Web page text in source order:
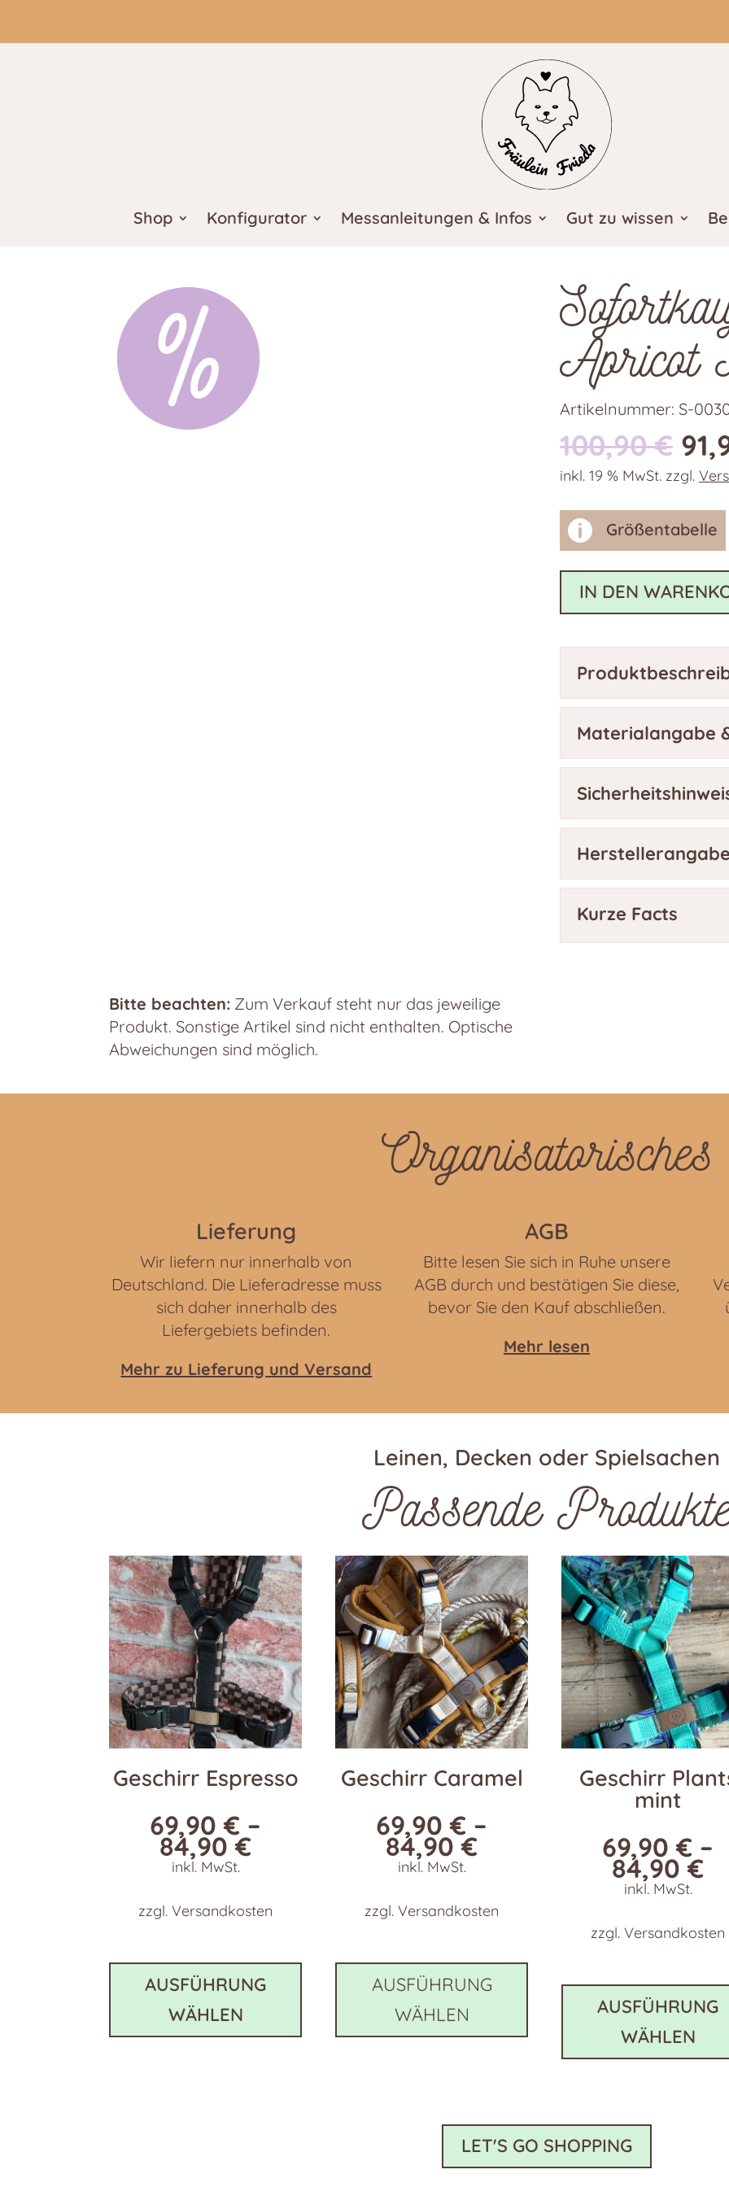
Shop Konfigurator Messanleitungen & Infos Gut zu wissen
Bitte beachten: Zum Verkauf steht nur das jeweilige
Produkt. Sonstige Artikel sind nicht enthalten. Optische
Abweichungen sind möglich.
Apricot
Artikelnummer:S-
100,90€
inkl. 19 % MwSt. zzgl.
 Größentabelle
IN DEN
Materialangabe
Kurze Facts
Organisatorisches
Lieferung
Wir liefern nur innerhalb von
Deutschland. Die Lieferadresse muss
sich daher innerhalb des
Liefergebiets befinden.
Mehr zu Lieferung und Versand
AGB
Bitte lesen Sie sich in Ruhe unsere
AGB durch und bestätigen Sie diese,
bevor Sie den Kauf abschließen.
Mehr lesen
Leinen, Decken oder Spielsachen
Passende
Geschirr Espresso
69,90€ –
84,90€
inkl. MwSt.
zzgl.Versandkosten
AUSFÜHRUNG
WÄHLEN
Varianten
Geschirr Caramel
69,90€ –
84,90€
inkl. MwSt.
zzgl.Versandkosten
AUSFÜHRUNG
WÄHLEN
Varianten
können
auf
der
Geschirr
mint
69,90€ –
84,90€
inkl. MwSt.
zzgl.Versandkosten
AUSFÜHRUNG
WÄHLEN
LET'S GO SHOPPING